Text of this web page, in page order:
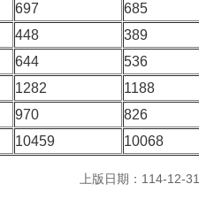
697 685
448 389
644 536
1282 1188
970 826
10459 10068
上版日期：114-12-31